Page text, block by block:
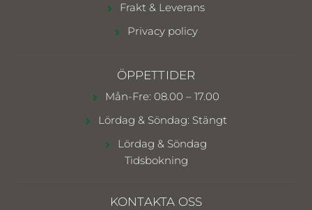
Frakt & Leverans
Privacy policy
ÖPPETTIDER
Mån-Fre: 08.00 – 17.00
Lördag & Söndag: Stängt
Lördag & Söndag
Tidsbokning
KONTAKTA OSS